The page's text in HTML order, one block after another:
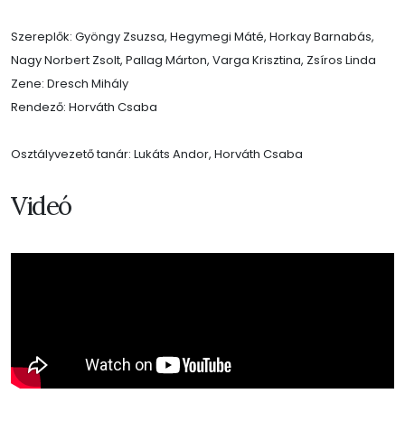
Szereplők: Gyöngy Zsuzsa, Hegymegi Máté, Horkay Barnabás,
Nagy Norbert Zsolt, Pallag Márton, Varga Krisztina, Zsíros Linda
Zene: Dresch Mihály
Rendező: Horváth Csaba
Osztályvezető tanár: Lukáts Andor, Horváth Csaba
Videó